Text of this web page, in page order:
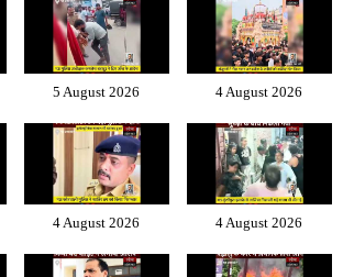
5 August 2026 4 August 2026
4 August 2026 4 August 2026